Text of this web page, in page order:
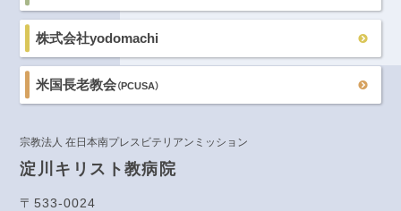
株式会社yodomachi
米国長老教会（PCUSA）
宗教法人 在日本南プレスビテリアンミッション
淀川キリスト教病院
〒533-0024